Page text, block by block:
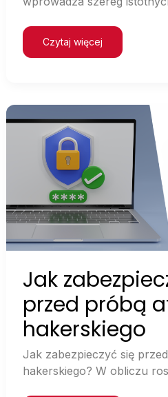
Czytaj więcej
Jak
przed próbą
hakerskiego
Jak zabezpieczyć się
hakerskiego? W obliczu
Jak
zabezpieczyć
się
przed
próbą
ataku
hakerskiego